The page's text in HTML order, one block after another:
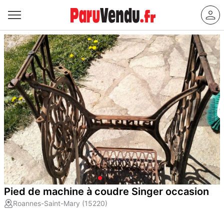
Pied de machine à coudre Singer occasion
Roannes-Saint-Mary (15220)